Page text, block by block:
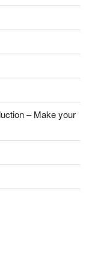
– Make your